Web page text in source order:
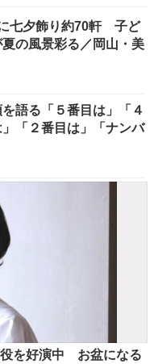
に七夕飾り約70軒 子ど
の風景彩る／岡山・美
語る「５番目は」「４
「２番目は」「ナンバ
を好演中 お盆になる